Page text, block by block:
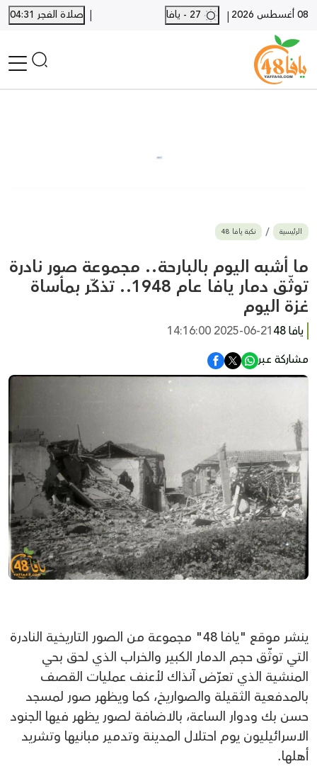
08 أغسطس 2026 |
| صلاة الفجر 04:31
بيع وشراء
أخبار القدس
وفيات
المزيد
الرئيسية نكبة يافا 48
ما أشبه اليوم بالبارحة.. مجموعة صور نادرة
توثّق دمار يافا عام 1948.. تذكّر بمأساة
غزة اليوم
يافا 48
2025-06-21 14:16:00
مشاركة عبر
ينشر موقع "يافا 48" مجموعة من الصور التاريخية النادرة
التي توثّق حجم الدمار الكبير والخراب الذي لحق بحي
المنشية الذي تعرّض آنذاك لأعنف عمليات القصف
بالمدفعية الثقيلة والصواريخ، كما ويظهر صور لمسجد
حسن بك ودوار الساعة، بالاضافة لصور يظهر فيها الجنود
الاسرائيليون يوم احتلال المدينة وتدمير مبانيها وتشريد
أهلها.